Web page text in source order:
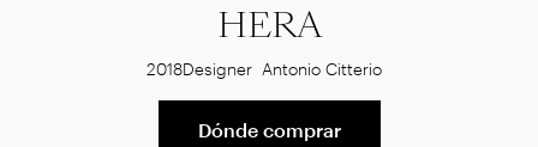
HERA
2018Designer Antonio Citterio
Dónde comprar